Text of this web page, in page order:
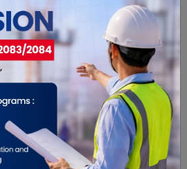
कांग्रेसको गढ मानिन्छ । मिस
हुन् । गत वर्षको प्रतिनिधि
क्षेत्रमा स्वतन्त्र उम्मेदवार बनेका
पक्षमा मत माग्दै उनले केही
। ‘आफूजस्तै युवालाई प्रोत्साहित
तर केही व्यक्तिहरुले समस्या पार्न
प्रतिक्रिया दिए,’उनले भनिन् ।
लड्न आएका छन् भन्ने सुनें । अनि